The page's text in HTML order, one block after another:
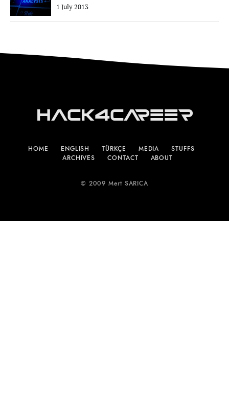
1 July 2013
Hack4Career
HOME ENGLISH TÜRKÇE MEDIA
STUFFS
ARCHIVES
CONTACT ABOUT
© 2009 Mert SARICA